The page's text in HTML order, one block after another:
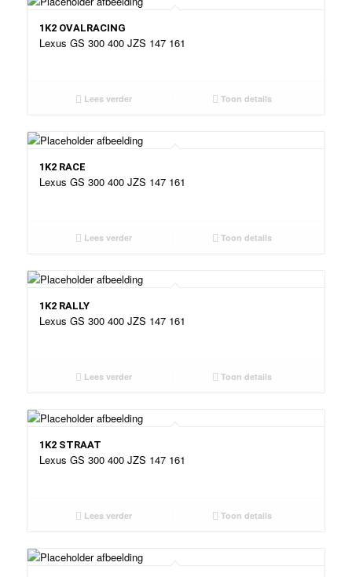
1K2 OVALRACING
Lexus GS 300 400 JZS 147 161
Lees verder Toon details
1K2 RACE
Lexus GS 300 400 JZS 147 161
Lees verder Toon details
1K2 RALLY
Lexus GS 300 400 JZS 147 161
Lees verder Toon details
1K2 STRAAT
Lexus GS 300 400 JZS 147 161
Lees verder Toon details